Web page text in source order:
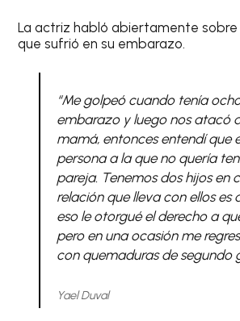
La actriz habló abiertamente sobre
que sufrió en su embarazo.
“Me golpeó cuando tenía
embarazo y luego nos atacó
mamá, entonces entendí que
persona a la que no quería
pareja. Tenemos dos hijos en
relación que lleva con ellos es
eso le otorgué el derecho a
pero en una ocasión me
con quemaduras de segundo
Yael Duval